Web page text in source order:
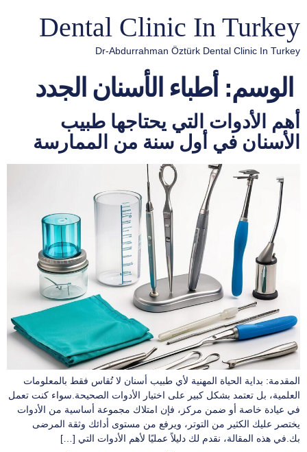
Dental Clinic In Turkey
Dr-Abdurrahman Öztürk Dental Clinic In Turkey
الوسم: أطباء الأسنان الجدد
أهم الأدوات التي يحتاجها طبيب
الأسنان في أول سنة من الممارسة
المقدمة: بداية الحياة المهنية لأي طبيب أسنان لا تُقاس فقط بالمعلومات
العلمية، بل تعتمد بشكل كبير على اختيار الأدوات الصحيحة.سواء كنت تعمل
في عيادة خاصة أو ضمن مركز، فإن امتلاك مجموعة أساسية من الأدوات
يختصر عليك الكثير من التوتر، ويرفع من مستوى أدائك وثقة المرضى
بك.في هذه المقالة، نقدم لك دليلاً عمليًا لأهم الأدوات التي […]